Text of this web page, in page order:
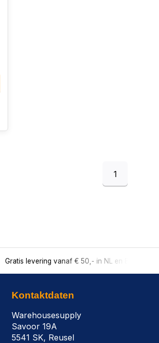
1
Gratis levering vanaf € 50,- in NL en BE
Kontaktdaten
Warehousesupply
Savoor 19A
5541 SK, Reusel